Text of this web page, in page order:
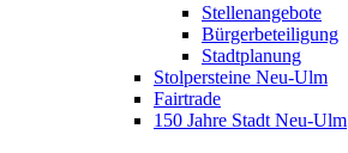
Stellenangebote
Bürgerbeteiligung
Stadtplanung
Stolpersteine Neu-Ulm
Fairtrade
150 Jahre Stadt Neu-Ulm